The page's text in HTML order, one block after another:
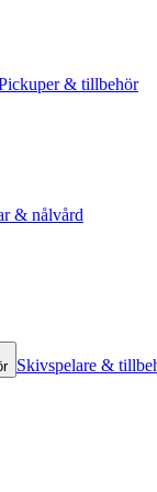
& tillbehör
& nålvård
Skivspelare &